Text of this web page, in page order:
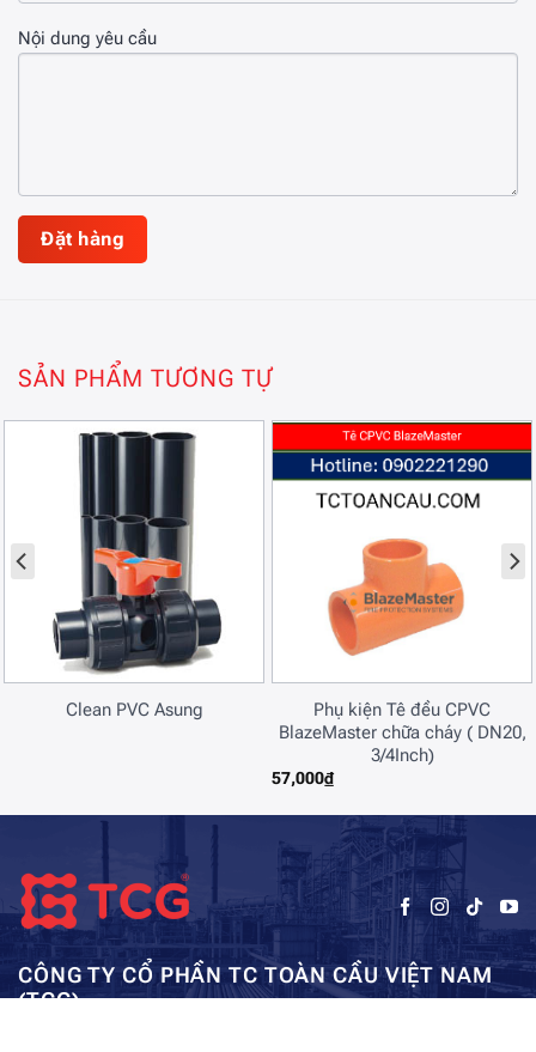
Nội dung yêu cầu
SẢN PHẨM TƯƠNG TỰ
Clean PVC Asung
Phụ kiện Tê đều CPVC
BlazeMaster chữa cháy ( DN20,
3/4Inch)
57,000₫
CÔNG TY CỔ PHẦN TC TOÀN CẦU VIỆT NAM
(TCG)